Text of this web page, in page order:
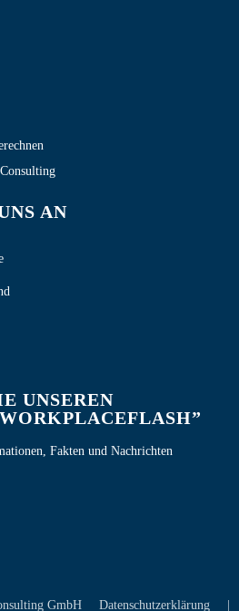
AN
UNSEREN
Fakten und Nachrichten
GmbH Datenschutzerklärung |